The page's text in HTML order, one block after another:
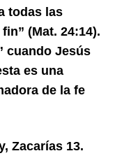
todas las
(Mat. 24:14).
cuando Jesús
es una
de la fe
Zacarías 13.